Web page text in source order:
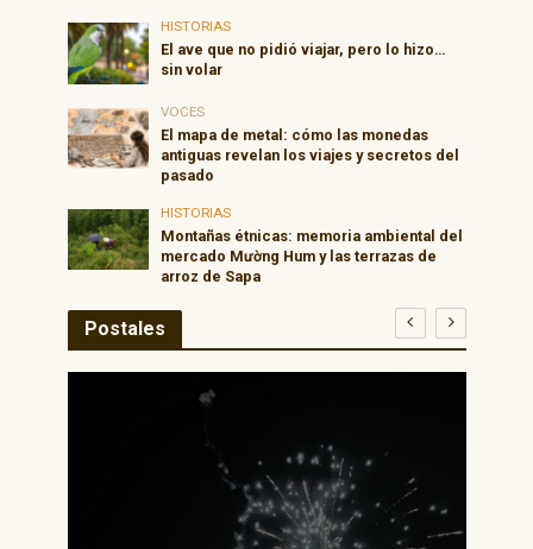
HISTORIAS
El ave que no pidió viajar, pero lo hizo…
sin volar
VOCES
El mapa de metal: cómo las monedas
antiguas revelan los viajes y secretos del
pasado
HISTORIAS
Montañas étnicas: memoria ambiental del
mercado Mường Hum y las terrazas de
arroz de Sapa
Postales